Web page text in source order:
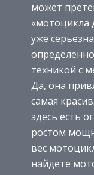
может
«мотоцикла
уже
техникой с
Да, она
самая
здесь есть
ростом
вес
найдете